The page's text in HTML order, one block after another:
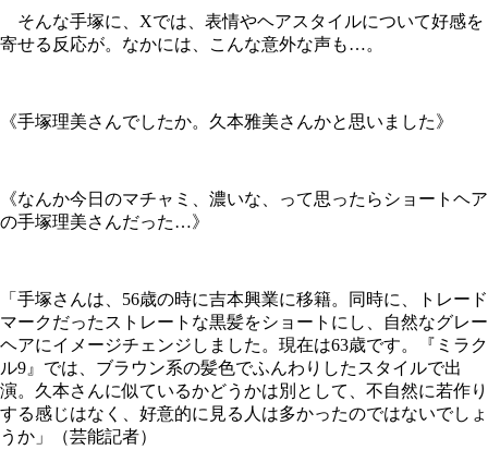
そんな手塚に、Xでは、表情やヘアスタイルについて好感を
寄せる反応が。なかには、こんな意外な声も…。
《手塚理美さんでしたか。久本雅美さんかと思いました》
《なんか今日のマチャミ、濃いな、って思ったらショートヘア
の手塚理美さんだった…》
「手塚さんは、56歳の時に吉本興業に移籍。同時に、トレード
マークだったストレートな黒髪をショートにし、自然なグレー
ヘアにイメージチェンジしました。現在は63歳です。『ミラク
ル9』では、ブラウン系の髪色でふんわりしたスタイルで出
演。久本さんに似ているかどうかは別として、不自然に若作り
する感じはなく、好意的に見る人は多かったのではないでしょ
うか」（芸能記者）